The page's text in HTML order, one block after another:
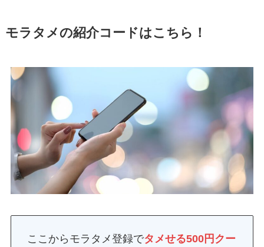
モラタメの紹介コードはこちら！
ここからモラタメ登録でタメせる500円クー